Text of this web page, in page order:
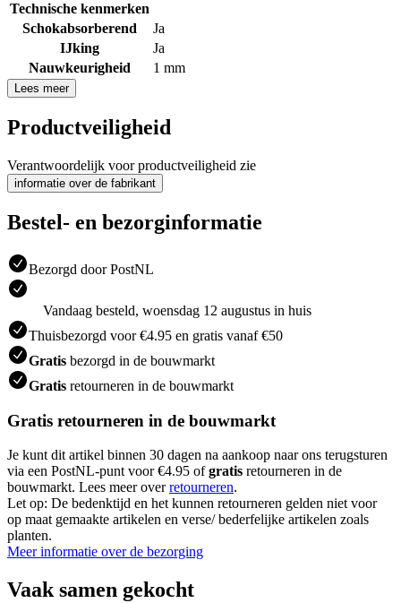
Technische kenmerken
Schokabsorberend
Ja
IJking
Ja
Nauwkeurigheid
1 mm
Lees meer
Productveiligheid
Verantwoordelijk voor productveiligheid zie
informatie over de fabrikant
Bestel- en bezorginformatie
Bezorgd door PostNL
Vandaag besteld, woensdag 12 augustus in huis
Thuisbezorgd voor €4.95 en gratis vanaf €50
Gratis bezorgd in de bouwmarkt
Gratis retourneren in de bouwmarkt
Gratis retourneren in de bouwmarkt
Je kunt dit artikel binnen 30 dagen na aankoop naar ons terugsturen
via een PostNL-punt voor €4.95 ofgratis retourneren in de
bouwmarkt. Lees meer overretourneren.
Let op: De bedenktijd en het kunnen retourneren gelden niet voor
op maat gemaakte artikelen en verse/ bederfelijke artikelen zoals
planten.
Meer informatie over de bezorging
Vaak samen gekocht